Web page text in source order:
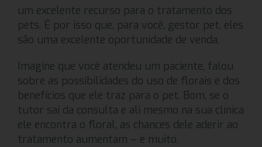
um excelente recurso para o tratamento dos
pets. É por isso que, para você, gestor pet, eles
são uma excelente oportunidade de venda.
Imagine que você atendeu um paciente, falou
sobre as possibilidades do uso de florais e dos
benefícios que ele traz para o pet. Bom, se o
tutor sai da consulta e ali mesmo na sua clínica
ele encontra o floral, as chances dele aderir ao
tratamento aumentam – e muito.